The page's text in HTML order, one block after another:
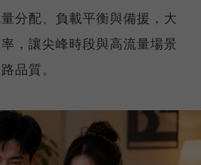
分配、負載平衡與備援，大
，讓尖峰時段與高流量場景
品質。